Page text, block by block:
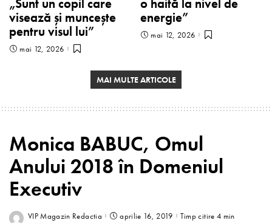
„Sunt un copil care
visează și muncește
pentru visul lui”
mai 12, 2026
o haită la nivel de
energie”
mai 12, 2026
MAI MULTE ARTICOLE
Monica BABUC, Omul
Anului 2018 în Domeniul
Executiv
VIP Magazin Redactia aprilie 16, 2019 Timp citire 4 min